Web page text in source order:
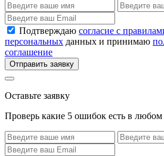
Подтверждаю согласие с
персональных данных и принимаю
соглашение
Отправить заявку
Оставьте заявку
Проверь какие 5 ошибок есть в